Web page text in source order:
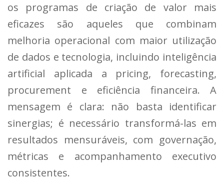
os programas de criação de valor mais
eficazes são aqueles que combinam
melhoria operacional com maior utilização
de dados e tecnologia, incluindo inteligência
artificial aplicada a pricing, forecasting,
procurement e eficiência financeira. A
mensagem é clara: não basta identificar
sinergias; é necessário transformá-las em
resultados mensuráveis, com governação,
métricas e acompanhamento executivo
consistentes.